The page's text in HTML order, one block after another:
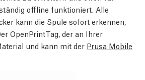
offline funktioniert. Alle
kann die Spule sofort erkennen,
OpenPrintTag, der an Ihrer
und kann mit der Prusa Mobile